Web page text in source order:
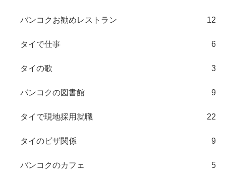
バンコクお勧めレストラン 12
タイで仕事 6
タイの歌 3
バンコクの図書館 9
タイで現地採用就職 22
タイのビザ関係 9
バンコクのカフェ 5